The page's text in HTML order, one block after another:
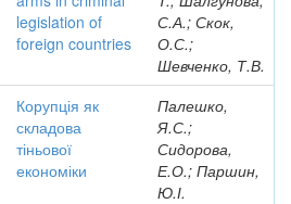
legislation of
foreign countries
С.А.; Скок,
О.С.;
Шевченко, Т.В.
Корупція як
складова
тіньової
економіки
Палешко,
Я.С.;
Сидорова,
Е.О.; Паршин,
Ю.І.